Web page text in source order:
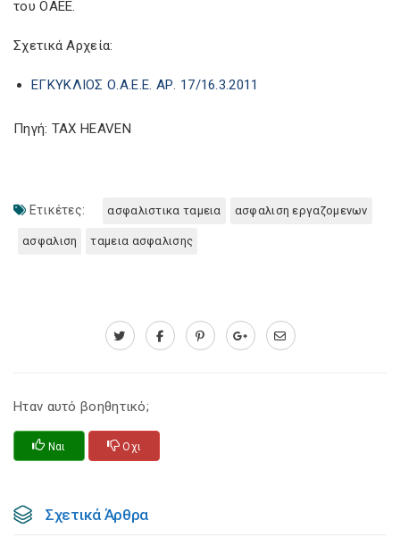
του ΟΑΕΕ.
Σχετικά Αρχεία:
ΕΓΚΥΚΛΙΟΣ Ο.Α.Ε.Ε. ΑΡ. 17/16.3.2011
Πηγή: TAX HEAVEN
Ετικέτες: ασφαλιστικα ταμεια ασφαλιση εργαζομενων
ασφαλιση ταμεια ασφαλισης
Ηταν αυτό βοηθητικό;
Ναι Οχι
Σχετικά Άρθρα